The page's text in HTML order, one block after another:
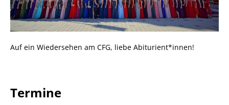
Auf ein Wiedersehen am CFG, liebe Abiturient*innen!
Termine